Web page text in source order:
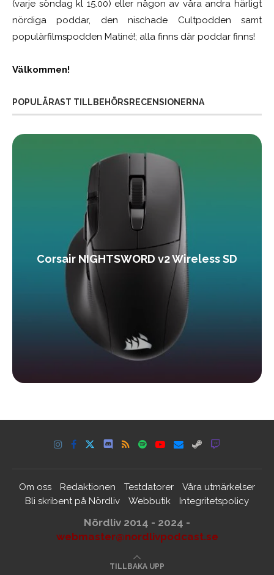
(varje söndag kl 15.00) eller någon av våra andra härligt
nördiga poddar, den nischade Cultpodden samt
populärfilmspodden Matiné!; alla finns där poddar finns!
Välkommen!
POPULÄRAST TILLBEHÖRSRECENSIONERNA
Corsair NIGHTSWORD v2 Wireless SD
Om oss Redaktionen Testdatorer
Våra utmärkelser
Bli skribent på Nördliv
Webbutik Integritetspolicy
Nördliv 2014 - 2024 -
webmaster@nordlivpodcast.se
TILLBAKA UPP